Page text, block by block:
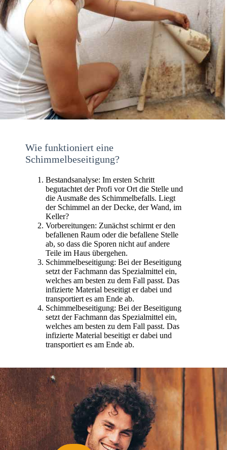
Wie funktioniert eine
Schimmelbeseitigung?
Bestandsanalyse: Im ersten Schritt
begutachtet der Profi vor Ort die Stelle und
die Ausmaße des Schimmelbefalls. Liegt
der Schimmel an der Decke, der Wand, im
Keller?
Vorbereitungen: Zunächst schirmt er den
befallenen Raum oder die befallene Stelle
ab, so dass die Sporen nicht auf andere
Teile im Haus übergehen.
Schimmelbeseitigung: Bei der Beseitigung
setzt der Fachmann das Spezialmittel ein,
welches am besten zu dem Fall passt. Das
infizierte Material beseitigt er dabei und
transportiert es am Ende ab.
Schimmelbeseitigung: Bei der Beseitigung
setzt der Fachmann das Spezialmittel ein,
welches am besten zu dem Fall passt. Das
infizierte Material beseitigt er dabei und
transportiert es am Ende ab.